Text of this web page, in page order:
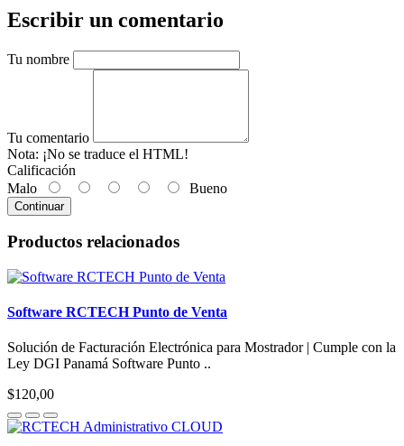
Escribir un comentario
Tu nombre
Tu comentario
Nota: ¡No se traduce el HTML!
Calificación
Malo
Bueno
Continuar
Productos relacionados
Software RCTECH Punto de Venta
Solución de Facturación Electrónica para Mostrador | Cumple con la
Ley DGI Panamá Software Punto ..
$120,00